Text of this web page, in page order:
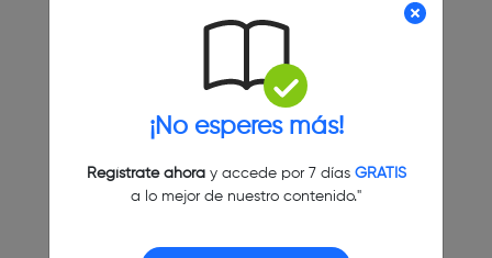
¡No esperes más!
Regístrate ahoray accede por 7 días GRATIS
a lo mejor de nuestro contenido."